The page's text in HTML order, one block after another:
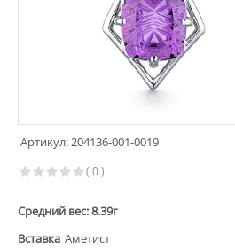
Артикул: 204136-001-0019
( 0 )
Средний вес: 8.39г
Вставка Аметист